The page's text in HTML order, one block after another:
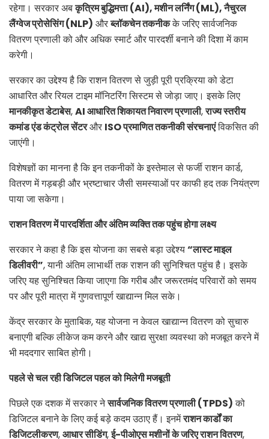
रहेगा। सरकार अबकृत्रिम बुद्धिमत्ता (AI),मशीन लर्निंग (ML),नैचुरल
लैंग्वेज प्रोसेसिंग (NLP) औरब्लॉकचेन तकनीकके जरिए सार्वजनिक
वितरण प्रणाली को और अधिक स्मार्ट और पारदर्शी बनाने की दिशा में काम
करेगी।
सरकार का उद्देश्य है कि राशन वितरण से जुड़ी पूरी प्रक्रिया को डेटा
आधारित और रियल टाइम मॉनिटरिंग सिस्टम से जोड़ा जाए। इसके लिए
मानकीकृत डेटाबेस,AIआधारित शिकायत निवारण प्रणाली,राज्य स्तरीय
कमांड एंड कंट्रोल सेंटरऔर ISOप्रमाणित तकनीकी संरचनाएंविकसित की
जाएंगी।
विशेषज्ञों का मानना है कि इन तकनीकों के इस्तेमाल से फर्जी राशन कार्ड,
वितरण में गड़बड़ी और भ्रष्टाचार जैसी समस्याओं पर काफी हद तक नियंत्रण
पाया जा सकेगा।
राशन वितरण में पारदर्शिता और अंतिम व्यक्ति तक पहुंच होगा लक्ष्य
सरकार ने कहा है कि इस योजना का सबसे बड़ा उद्देश्य“लास्ट माइल
डिलीवरी”, यानी अंतिम लाभार्थी तक राशन की सुनिश्चित पहुंच है। इसके
जरिए यह सुनिश्चित किया जाएगा कि गरीब और जरूरतमंद परिवारों को समय
पर और पूरी मात्रा में गुणवत्तापूर्ण खाद्यान्न मिल सके।
केंद्र सरकार के मुताबिक, यह योजना न केवल खाद्यान्न वितरण को सुचारु
बनाएगी बल्कि लीकेज कम करने और खाद्य सुरक्षा व्यवस्था को मजबूत करने में
भी मददगार साबित होगी।
पहले से चल रही डिजिटल पहल को मिलेगी मजबूती
पिछले एक दशक में सरकार नेसार्वजनिक वितरण प्रणाली (TPDS)को
डिजिटल बनाने के लिए कई बड़े कदम उठाए हैं। इनमेंराशन कार्डों का
डिजिटलीकरण,आधार सीडिंग,ई-पीओएस मशीनों के जरिए राशन वितरण,